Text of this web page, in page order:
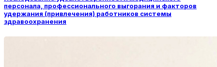
персонала, профессионального выгорания и факторов
удержания (привлечения) работников системы
здравоохранения